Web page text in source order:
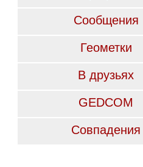
Сообщения
Геометки
В друзьях
GEDCOM
Совпадения